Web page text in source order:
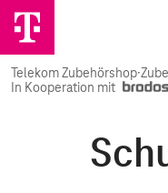
Telekom Zubehörshop·
In Kooperation mit